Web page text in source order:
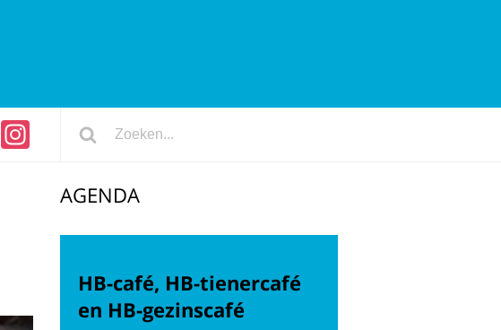
FacebookInstagram
AGENDA
HB-café, HB-tienercafé
en HB-gezinscafé